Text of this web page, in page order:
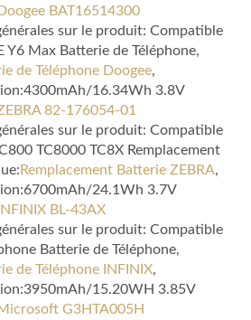
BAT16514300
sur le produit: Compatible
Y6 Max Batterie de Téléphone,
de Téléphone Doogee,
16.34Wh 3.8V
82-176054-01
sur le produit: Compatible
TC8000 TC8X Remplacement
Remplacement Batterie ZEBRA,
24.1Wh 3.7V
BL-43AX
sur le produit: Compatible
Batterie de Téléphone,
de Téléphone INFINIX,
15.20WH 3.85V
G3HTA005H